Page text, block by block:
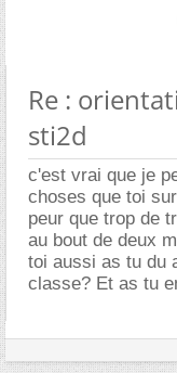
Re :
sti2d
c'est vrai que je
choses que toi
peur que trop de
au bout de deux
toi aussi as tu du
classe? Et as tu